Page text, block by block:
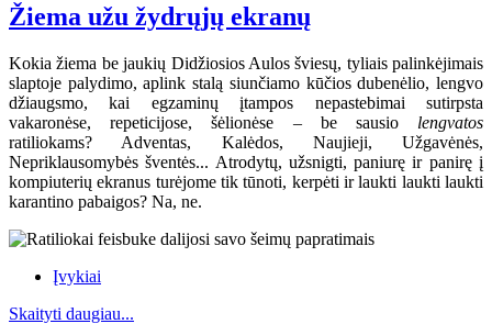
Žiema užu žydrųjų ekranų
Kokia žiema be jaukių Didžiosios Aulos šviesų, tyliais palinkėjimais
slaptoje palydimo, aplink stalą siunčiamo kūčios dubenėlio, lengvo
džiaugsmo, kai egzaminų įtampos nepastebimai sutirpsta
vakaronėse, repeticijose, šėlionėse – be sausio lengvatos
ratiliokams? Adventas, Kalėdos, Naujieji, Užgavėnės,
Nepriklausomybės šventės... Atrodytų, užsnigti, paniurę ir panirę į
kompiuterių ekranus turėjome tik tūnoti, kerpėti ir laukti laukti laukti
karantino pabaigos? Na, ne.
Įvykiai
Skaityti daugiau...